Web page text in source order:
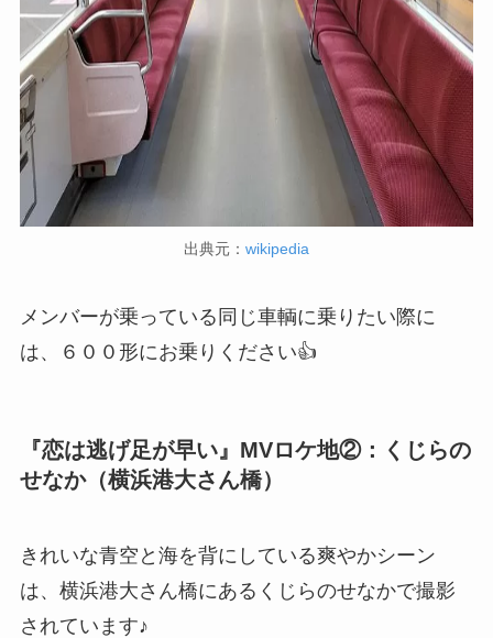
出典元： wikipedia
メンバーが乗っている同じ車輌に乗りたい際に
は、６００形にお乗りください👍
『恋は逃げ足が早い』MVロケ地②：くじらの
せなか（横浜港大さん橋）
きれいな青空と海を背にしている爽やかシーン
は、横浜港大さん橋にある くじらのせなかで撮影
されています♪